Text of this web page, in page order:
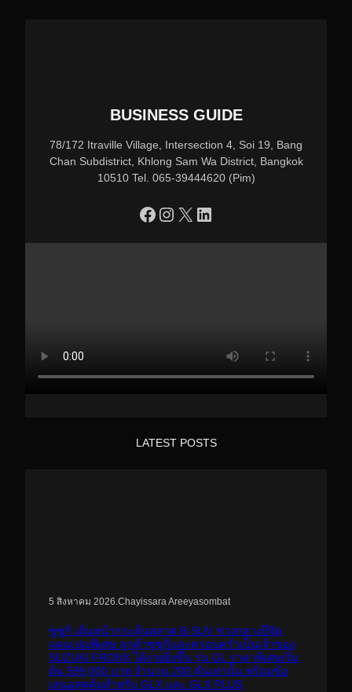
BUSINESS GUIDE
78/172 Itraville Village, Intersection 4, Soi 19, Bang
Chan Subdistrict, Khlong Sam Wa District, Bangkok
10510 Tel. 065-39444620 (Pim)
https://www.facebook.com/profile.php?id=100090086432719 Instagram X LinkedIn
LATEST POSTS
5 สิงหาคม 2026 Chayissara Areeyasombat
ซูซูกิ เดินหน้ากระตุ้นตลาด B-SUV ช่วงกลางปีจัด
แคมเปญพิเศษ ลูกค้าซูซูกิและครอบครัวเป็นเจ้าของ
SUZUKI FRONX ได้ง่ายยิ่งขึ้น รุ่น GL ราคาพิเศษเริ่ม
ต้น 599,000 บาท จำนวน 200 คันเท่านั้น พร้อมข้อ
เสนอสุดคุ้มสำหรับ GLX และ GLX PLUS